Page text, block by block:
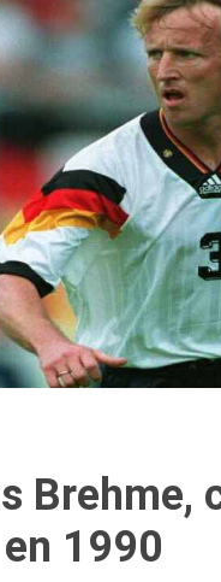
Brehme,
1990